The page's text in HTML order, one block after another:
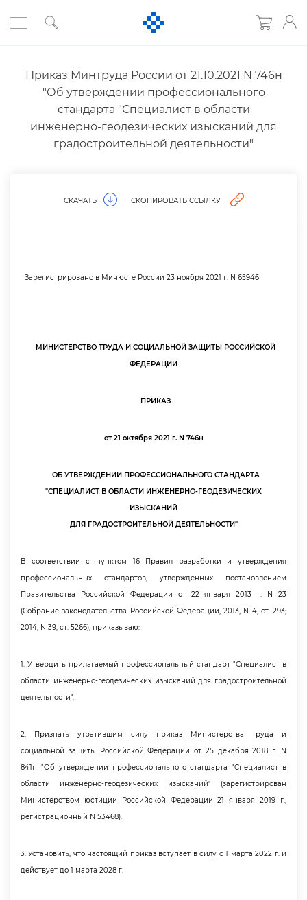
Приказ Минтруда России от 21.10.2021 N 746н
"Об утверждении профессионального
стандарта "Специалист в области
инженерно-геодезических изысканий для
радостроительной деятельности"
СКАЧАТЬ СКОПИРОВАТЬ ССЫЛКУ
Зарегистрировано в Минюсте России 23 ноября 2021 г. N 65946
МИНИСТЕРСТВО ТРУДА И СОЦИАЛЬНОЙ ЗАЩИТЫ РОССИЙСКОЙ
ФЕДЕРАЦИИ
ПРИКАЗ
от 21 октября 2021 г. N 746н
ОБ УТВЕРЖДЕНИИ ПРОФЕССИОНАЛЬНОГО СТАНДАРТА
"СПЕЦИАЛИСТ В ОБЛАСТИ ИНЖЕНЕРНО-ГЕОДЕЗИЧЕСКИХ
ИЗЫСКАНИЙ
ДЛЯ ГРАДОСТРОИТЕЛЬНОЙ ДЕЯТЕЛЬНОСТИ"
соответствии с пунктом 16 Правил разработки и утверждения
профессиональных стандартов, утвержденных постановлением
Правительства Российской Федерации от 22 января 2013 г. N 23
(Собрание законодательства Российской Федерации, 2013, N 4, ст. 293;
2014, N 39, ст. 5266), приказываю:
1. Утвердить прилагаемый профессиональный стандарт "Специалист
области инженерно-геодезических изысканий для градостроительной
деятельности".
2. Признать утратившим силу приказ Министерства труда и
социальной защиты Российской Федерации от 25 декабря 2018 г. N
841н "Об утверждении профессионального стандарта "Специалист
области инженерно-геодезических изысканий" (зарегистрирован
Министерством юстиции Российской Федерации 21 января 2019 г.,
регистрационный N 53468).
3. Установить, что настоящий приказ вступает в силу с 1 марта 2022 г. и
действует до 1 марта 2028 г.